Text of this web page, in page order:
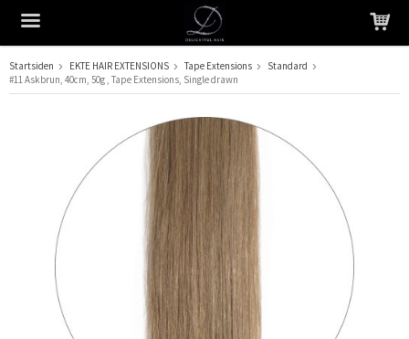
Produktet har blitt lagt til i handlekurven din
Startsiden EKTE HAIR EXTENSIONS Tape Extensions
Standard
#11 Askbrun, 40cm, 50g , Tape Extensions, Single drawn